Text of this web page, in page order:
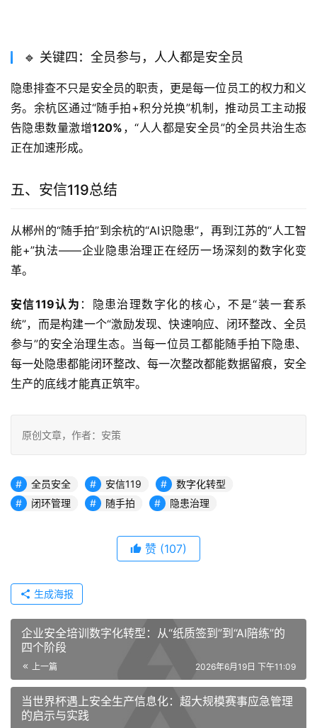
🔹 关键四：全员参与，人人都是安全员
隐患排查不只是安全员的职责，更是每一位员工的权力和义
务。余杭区通过“随手拍+积分兑换”机制，推动员工主动报
告隐患数量激增120% ，“人人都是安全员”的全员共治生态
正在加速形成。
五、安信119总结
从郴州的“随手拍”到余杭的“AI识隐患”，再到江苏的“人工智
能+”执法——企业隐患治理正在经历一场深刻的数字化变
革。
安信119认为 ：隐患治理数字化的核心，不是“装一套系
统”，而是构建一个“激励发现、快速响应、闭环整改、全员
参与”的安全治理生态。当每一位员工都能随手拍下隐患、
每一处隐患都能闭环整改、每一次整改都能数据留痕，安全
生产的底线才能真正筑牢。
原创文章，作者：安策
全员安全 安信119
数字化转型
闭环管理
随手拍 隐患治理
赞 (107)
生成海报
企业安全培训数字化转型：从“纸质签到”到“AI陪练”的
四个阶段
上一篇 2026年6月19日 下午11:09
当世界杯遇上安全生产信息化：超大规模赛事应急管理
的启示与实践